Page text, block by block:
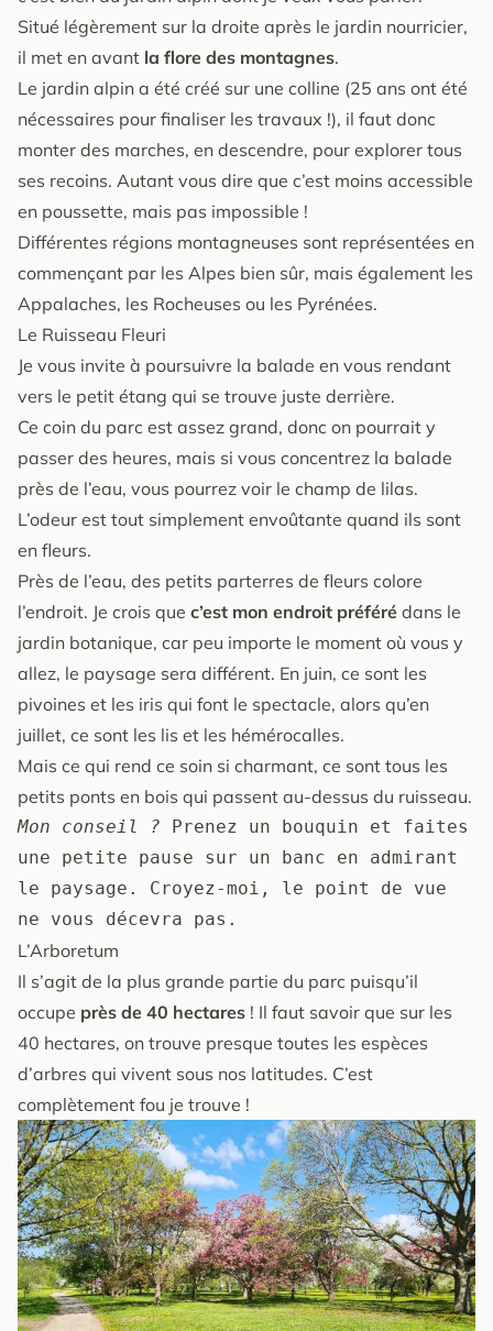
Situé légèrement sur la droite après le jardin nourricier,
il met en avant la flore des montagnes.
Le jardin alpin a été créé sur une colline (25 ans ont été
nécessaires pour finaliser les travaux !), il faut donc
monter des marches, en descendre, pour explorer tous
ses recoins. Autant vous dire que c’est moins accessible
en poussette, mais pas impossible !
Différentes régions montagneuses sont représentées en
commençant par les Alpes bien sûr, mais également les
Appalaches, les Rocheuses ou les Pyrénées.
Le Ruisseau Fleuri
Je vous invite à poursuivre la balade en vous rendant
vers le petit étang qui se trouve juste derrière.
Ce coin du parc est assez grand, donc on pourrait y
passer des heures, mais si vous concentrez la balade
près de l’eau, vous pourrez voir le champ de lilas.
L’odeur est tout simplement envoûtante quand ils sont
en fleurs.
Près de l’eau, des petits parterres de fleurs colore
l’endroit. Je crois que c’est mon endroit préféré dans le
jardin botanique, car peu importe le moment où vous y
allez, le paysage sera différent. En juin, ce sont les
pivoines et les iris qui font le spectacle, alors qu’en
juillet, ce sont les lis et les hémérocalles.
Mais ce qui rend ce soin si charmant, ce sont tous les
petits ponts en bois qui passent au-dessus du ruisseau.
Mon conseil ? Prenez un bouquin et faites
une petite pause sur un banc en admirant
le paysage. Croyez-moi, le point de vue
ne vous décevra pas.
L’Arboretum
Il s’agit de la plus grande partie du parc puisqu’il
occupe près de 40 hectares ! Il faut savoir que sur les
40 hectares, on trouve presque toutes les espèces
d’arbres qui vivent sous nos latitudes. C’est
complètement fou je trouve !